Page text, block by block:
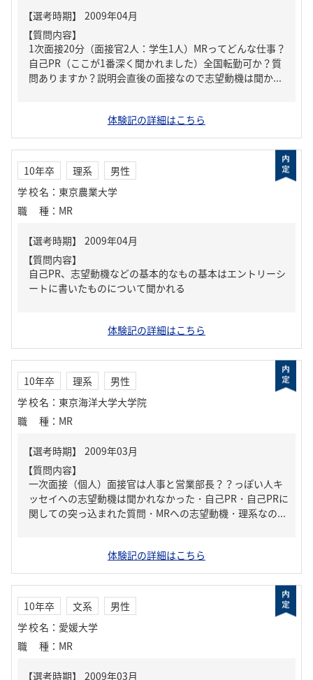
【質問内容】
1次面接20分（面接官2人：学生1人）MRってどんな仕事？
自己PR（ここが1番深く聞かれました）全国転勤可か？質
問ありますか？説明会直後の面接なので志望動機は聞か...
体験記の詳細はこちら
10年卒 理系
男性
学校名 ： 東京農業大学
職種 ： MR
【質問内容】
自己PR、志望動機などの基本的なもの基本はエントリーシ
ートに書いたものについて聞かれる
体験記の詳細はこちら
10年卒 理系
男性
学校名 ： 東京海洋大学大学院
職種 ： MR
【質問内容】
一次面接（個人）面接官は人事と営業部長？？っぽい人キ
ッセイへの志望動機は聞かれなかった・自己PR・自己PRに
関しての突っ込まれた質問・MRへの志望動機・理系なの...
体験記の詳細はこちら
10年卒 文系
男性
学校名 ： 愛媛大学
職種 ： MR